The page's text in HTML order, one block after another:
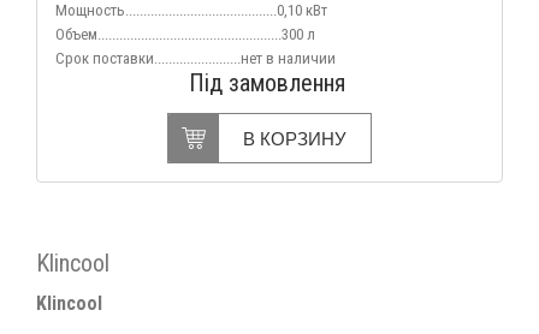
Мощность..........................................0,10 кВт
Объем...................................................300 л
Срок поставки........................нет в наличии
Під замовлення
В КОРЗИНУ
Klincool
Klincool